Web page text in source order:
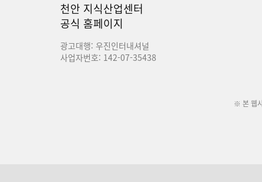
천안 지식산업센터
공식 홈페이지
광고대행: 우진인터내셔널
사업자번호: 142-07-35438
※ 본 웹